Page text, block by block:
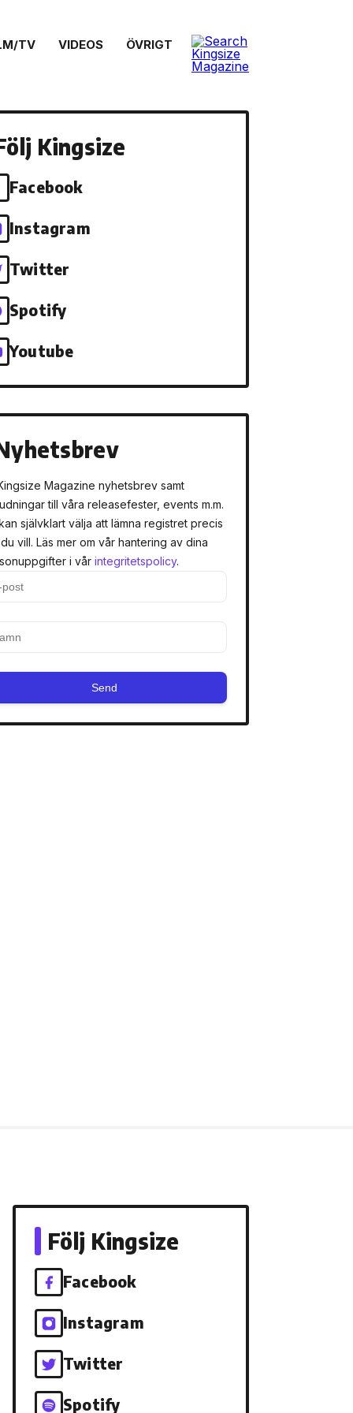
TV VIDEOS ÖVRIGT
Kingsize
Facebook
Instagram
Twitter
Spotify
Youtube
Magazine nyhetsbrev samt
till våra releasefester, events m.m.
självklart välja att lämna registret precis
vill. Läs mer om vår hantering av dina
i vår integritetspolicy.
Send
Följ Kingsize
Facebook
Instagram
Twitter
Spotify